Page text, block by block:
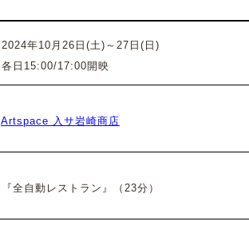
年10月26日(土)～27日(日)
日15:00/17:00開映
Artspace 入サ岩崎商店
全自動レストラン』（23分）